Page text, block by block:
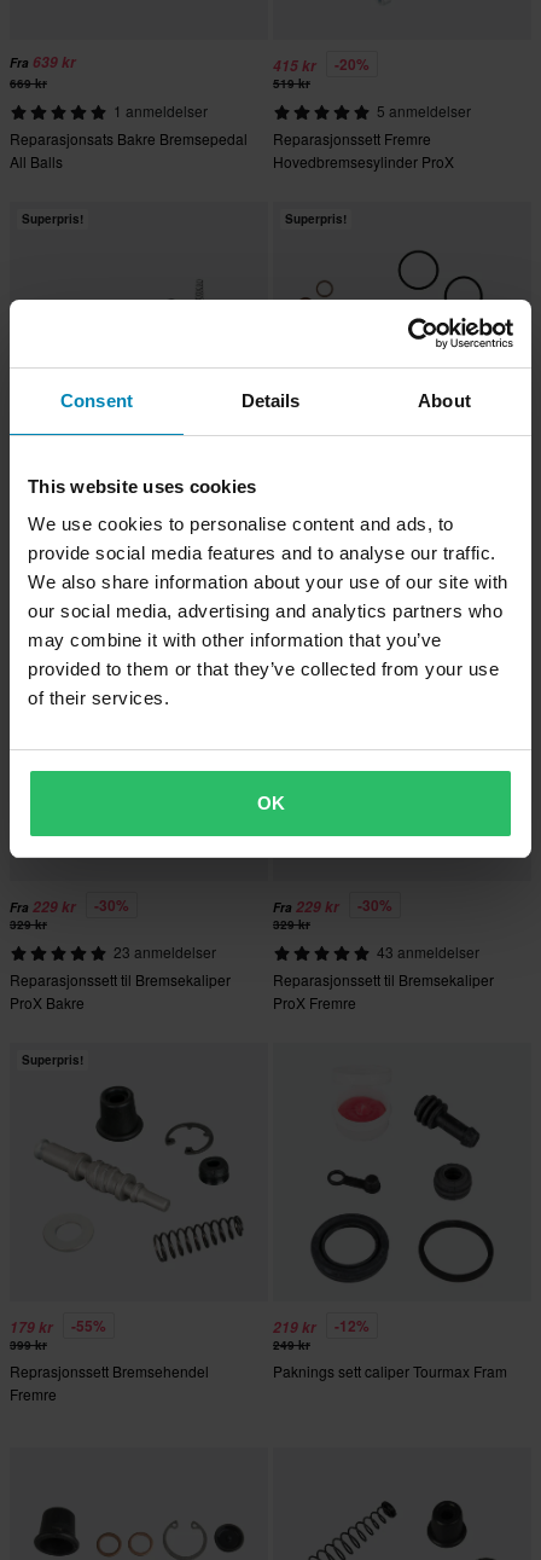
Consent Details About
This website uses cookies
We use cookies to personalise content and ads, to
provide social media features and to analyse our traffic.
We also share information about your use of our site with
our social media, advertising and analytics partners who
may combine it with other information that you’ve
provided to them or that they’ve collected from your use
of their services.
OK
Fra 639 kr
669 kr
1 anmeldelser
Reparasjonsats Bakre Bremsepedal
All Balls
415 kr -20%
519 kr
5 anmeldelser
Reparasjonssett Fremre
Hovedbremsesylinder ProX
Superpris!
Fra475 kr -21%
3 anmeldelser
Reparasjonssett ProX
Bremsesylinder
Superpris!
1 anmeldelser
Reparasjonssett ProX Kaliper
Superpris!
Fra 229 kr -30%
329 kr
23 anmeldelser
Reparasjonssett til Bremsekaliper
ProX Bakre
Superpris!
Fra 229 kr -30%
329 kr
43 anmeldelser
Reparasjonssett til Bremsekaliper
ProX Fremre
Superpris!
179 kr -55%
399 kr
Reprasjonssett Bremsehendel
Fremre
219 kr -12%
249 kr
Paknings sett caliper Tourmax Fram